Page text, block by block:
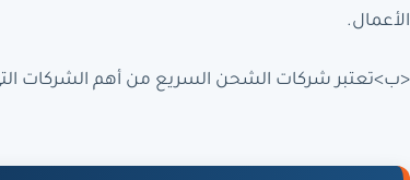
الأعمال.
<ب>تعتبر شركات الشحن السريع من أهم الشركات